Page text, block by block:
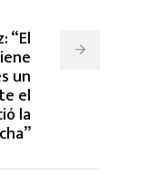
“El
un
el
la